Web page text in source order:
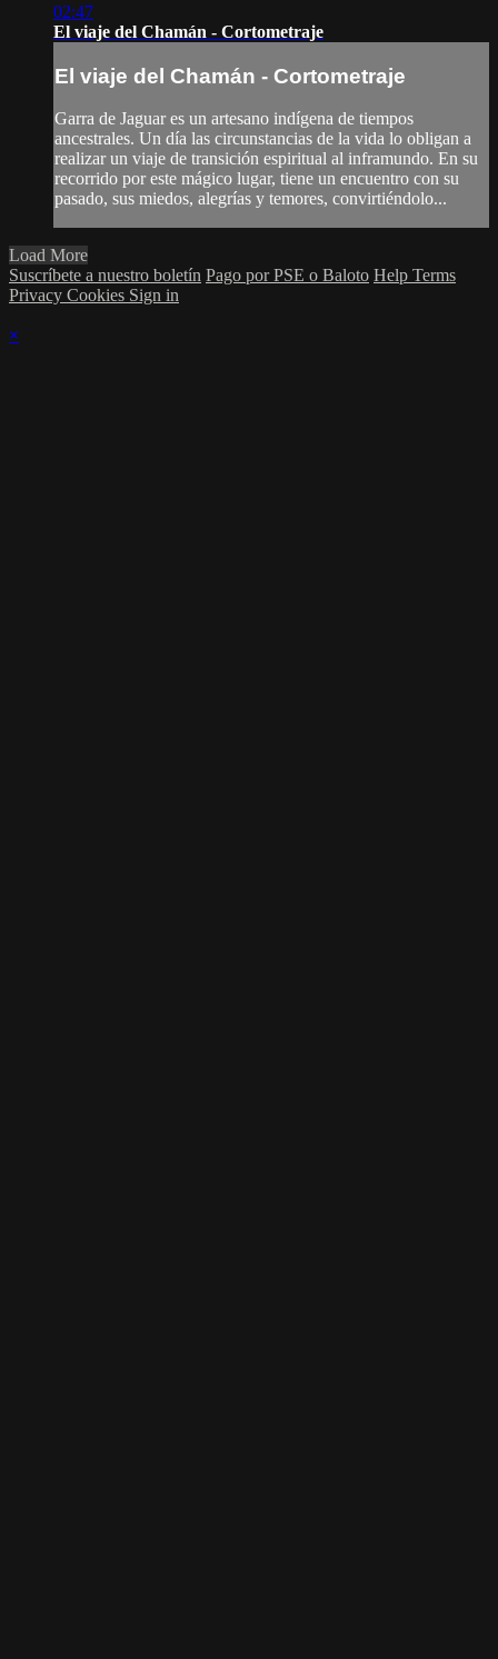
02:47
El viaje del Chamán - Cortometraje
El viaje del Chamán - Cortometraje
Garra de Jaguar es un artesano indígena de tiempos
ancestrales. Un día las circunstancias de la vida lo obligan a
realizar un viaje de transición espiritual al inframundo. En su
recorrido por este mágico lugar, tiene un encuentro con su
pasado, sus miedos, alegrías y temores, convirtiéndolo...
Load More
Suscríbete a nuestro boletín Pago por PSE o Baloto Help Terms
Privacy Cookies Sign in
×